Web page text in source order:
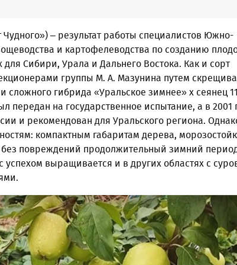
– результат работы специалистов Южно-
и картофелеводства по созданию
для Сибири, Урала и Дальнего Востока. Как и сорт
группы М. А. Мазунина путем
сложного гибрида «Уральское зимнее» х сеянец
передан на государственное испытание, а в 2001
и рекомендован для Уральского региона.
компактным габаритам дерева,
без повреждений продолжительный зимний
успехом выращивается и в других областях с